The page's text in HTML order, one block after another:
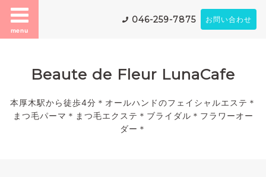
menu
046-259-7875 お問い合わせ
Beaute de Fleur LunaCafe
本厚木駅から徒歩4分＊オールハンドのフェイシャルエステ＊
まつ毛パーマ＊まつ毛エクステ＊ブライダル＊フラワーオー
ダー＊